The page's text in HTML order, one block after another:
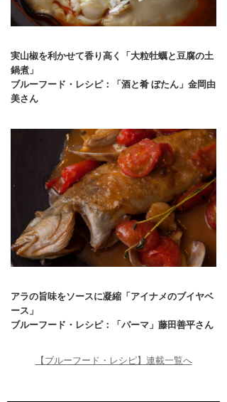
実山椒を利かせて香り高く「大粒牡蠣と豆腐の土
鍋煮」
ブルーフード・レシピ：「酒と肴 ぼたん」金岡由
美さん
アラの旨味をソースに凝縮「アイナメのブイヤベ
ース」
ブルーフード・レシピ：「パーマ」藤田善平さん
【ブルーフード・レシピ】連載一覧へ